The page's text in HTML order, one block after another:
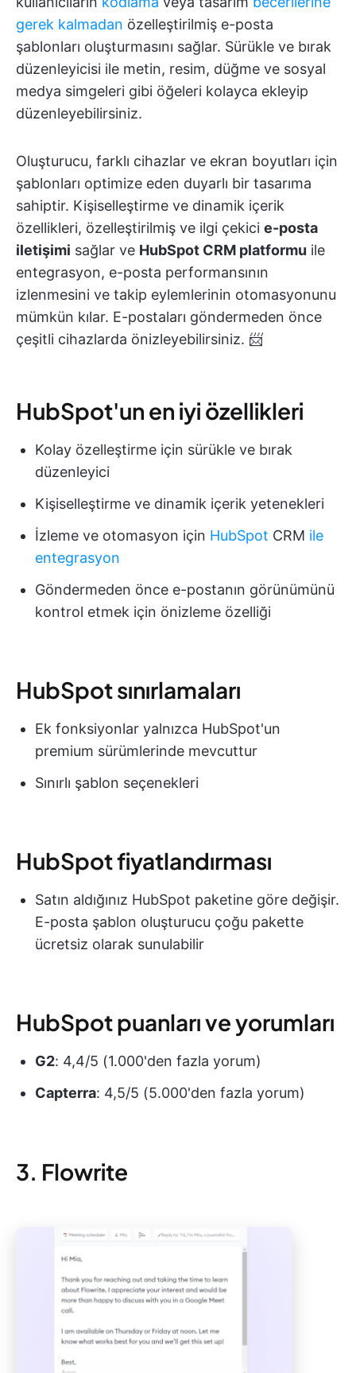
gerek kalmadan özelleştirilmiş e-posta
şablonları oluşturmasını sağlar. Sürükle ve bırak
düzenleyicisi ile metin, resim, düğme ve sosyal
medya simgeleri gibi öğeleri kolayca ekleyip
düzenleyebilirsiniz.
Oluşturucu, farklı cihazlar ve ekran boyutları için
şablonları optimize eden duyarlı bir tasarıma
sahiptir. Kişiselleştirme ve dinamik içerik
özellikleri, özelleştirilmiş ve ilgi çekici e-posta
iletişimi sağlar ve HubSpot CRM platformu ile
entegrasyon, e-posta performansının
izlenmesini ve takip eylemlerinin otomasyonunu
mümkün kılar. E-postaları göndermeden önce
çeşitli cihazlarda önizleyebilirsiniz. 📨
HubSpot'un en iyi özellikleri
Kolay özelleştirme için sürükle ve bırak
düzenleyici
Kişiselleştirme ve dinamik içerik yetenekleri
İzleme ve otomasyon için HubSpot CRM ile
entegrasyon
Göndermeden önce e-postanın görünümünü
kontrol etmek için önizleme özelliği
HubSpot sınırlamaları
Ek fonksiyonlar yalnızca HubSpot'un
premium sürümlerinde mevcuttur
Sınırlı şablon seçenekleri
HubSpot fiyatlandırması
Satın aldığınız HubSpot paketine göre değişir.
E-posta şablon oluşturucu çoğu pakette
ücretsiz olarak sunulabilir
HubSpot puanları ve yorumları
G2: 4,4/5 (1.000'den fazla yorum)
Capterra: 4,5/5 (5.000'den fazla yorum)
3. Flowrite